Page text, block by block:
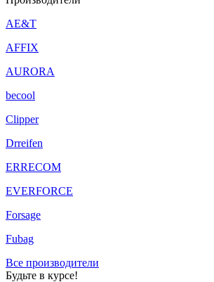
AE&T
AFFIX
AURORA
becool
Clipper
Drreifen
ERRECOM
EVERFORCE
Forsage
Fubag
Все производители
Будьте в курсе!